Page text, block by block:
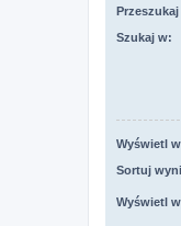
Szukaj w:
Wyświetl
Sortuj
Wyświetl